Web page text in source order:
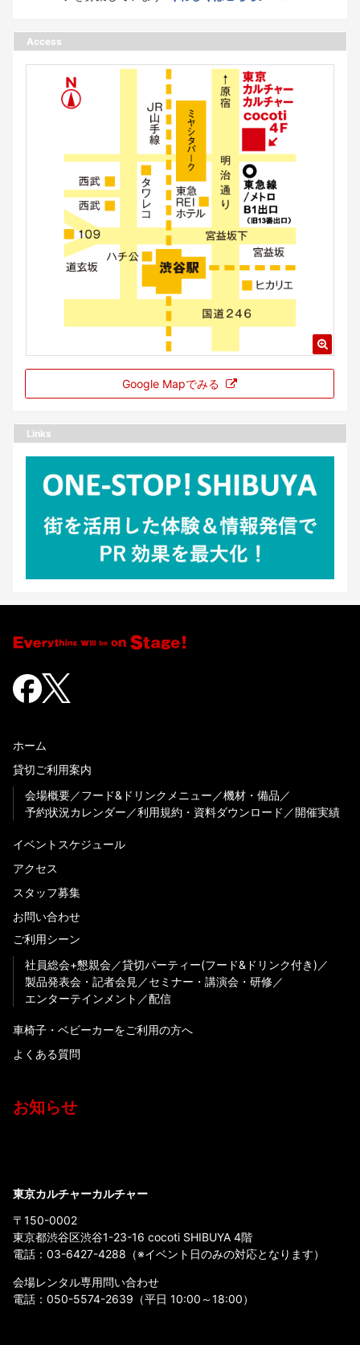
Access
Google Mapでみる
Links
ホーム
貸切ご利用案内
会場概要
フード&ドリンクメニュー
機材・備品
予約状況カレンダー
利用規約・資料ダウンロード 開催実績
イベントスケジュール
アクセス
スタッフ募集
お問い合わせ
ご利用シーン
社員総会+懇親会
貸切パーティー(フード&ドリンク付き)
製品発表会・記者会見
セミナー・講演会・研修
エンターテインメント
配信
車椅子・ベビーカーをご利用の方へ
よくある質問
お知らせ
東京カルチャーカルチャー
〒150-0002
東京都渋谷区渋谷1-23-16 cocoti SHIBUYA 4階
電話： 03-6427-4288 （※イベント日のみの対応となります）
会場レンタル専用問い合わせ
電話： 050-5574-2639 （平日 10:00～18:00）